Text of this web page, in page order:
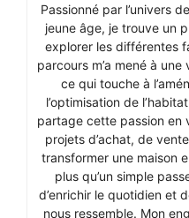
Passionné par l’univers de
jeune âge, je trouve un
explorer les différentes
parcours m’a mené à
ce qui touche à
l’optimisation de
partage cette passion en
projets d’achat, de
transformer une maison
plus qu’un simple
d’enrichir le quotidien et
nous ressemble. Mon